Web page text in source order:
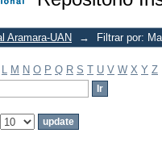
Aramara-UAN → Filtrar por:
L M N O P Q R S T U V W X Y Z